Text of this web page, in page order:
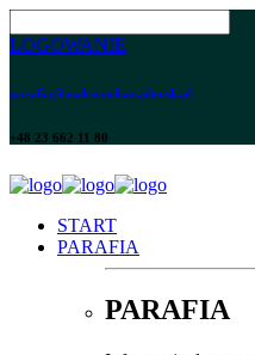
LOGOWANIE
parafia@maksymilian.plonsk.pl
+48 23 662 11 80
START
PARAFIA
PARAFIA